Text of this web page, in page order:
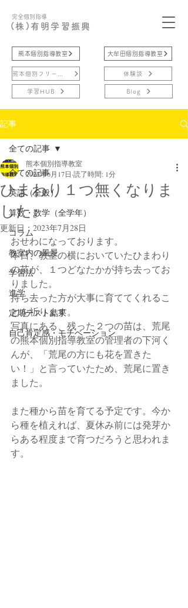
完全個別指導
(株)有明学習振興
熊本個別指導教室
学習HUB
大牟田個別指導教室
体験談
Blog
記事
全ての記事
英語（全般）
算数・数学（全学年）
コラム
教室内の風景
学習法
進学
定期テスト結果
自己肯定感・モチベーション
全ての記事
ひまわり１つ無くなりま
した。
熊本個別指導教室
2023年6月17日 読了時間: 1分
更新日： 2023年7月28日
おせわになっております。
本日、教室の横においていたひまわり
の苗が、１つどなたかが持ち去ってお
りました。
持ち去った方が大事に育ててくれるこ
とを祈ります。
写真にある、残った２つの苗は、荒尾
の熊本個別指導教室の管理者の下河く
んが、「荒尾の方にも花を置きた
い！」と言っていたため、荒尾に置き
ました。
また種から苗を育てる予定です。今か
ら種を植えれば、夏休み前には発芽か
らある程度まで育つだろうと思われま
す。